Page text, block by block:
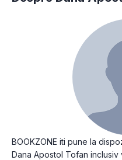
BOOKZONE iti pune la
Dana Apostol Tofan inclusiv